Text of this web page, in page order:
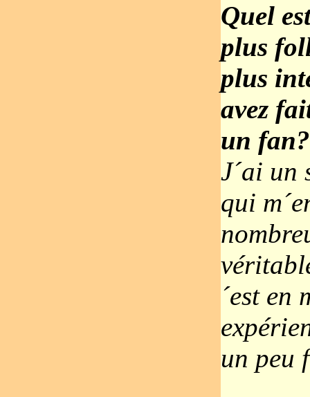
Quel
plus
plus
avez
un fan?
J´ai un
qui
´est en
un peu